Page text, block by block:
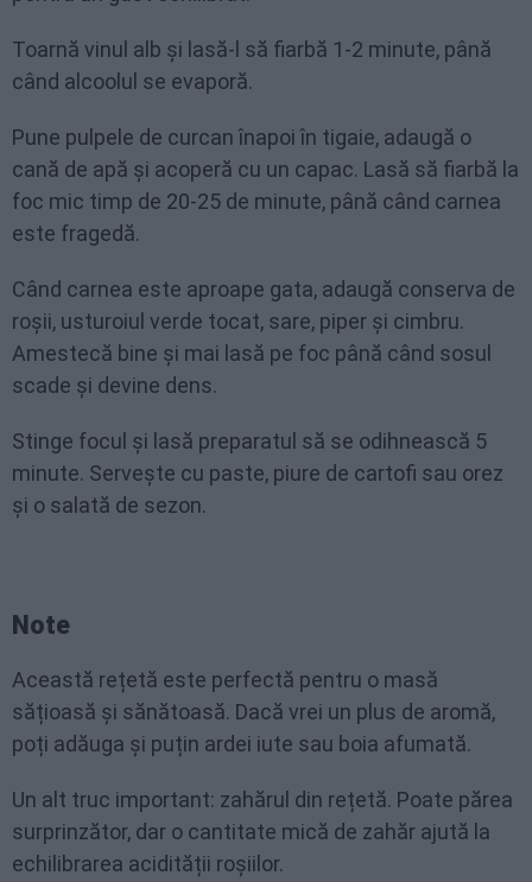
Toarnă vinul alb și lasă-l să fiarbă 1-2 minute, până
când alcoolul se evaporă.
Pune pulpele de curcan înapoi în tigaie, adaugă o
cană de apă și acoperă cu un capac. Lasă să fiarbă la
foc mic timp de 20-25 de minute, până când carnea
este fragedă.
Când carnea este aproape gata, adaugă conserva de
roșii, usturoiul verde tocat, sare, piper și cimbru.
Amestecă bine și mai lasă pe foc până când sosul
scade și devine dens.
Stinge focul și lasă preparatul să se odihnească 5
minute. Servește cu paste, piure de cartofi sau orez
și o salată de sezon.
Note
Această rețetă este perfectă pentru o masă
sățioasă și sănătoasă. Dacă vrei un plus de aromă,
poți adăuga și puțin ardei iute sau boia afumată.
Un alt truc important: zahărul din rețetă. Poate părea
surprinzător, dar o cantitate mică de zahăr ajută la
echilibrarea acidității roșiilor.